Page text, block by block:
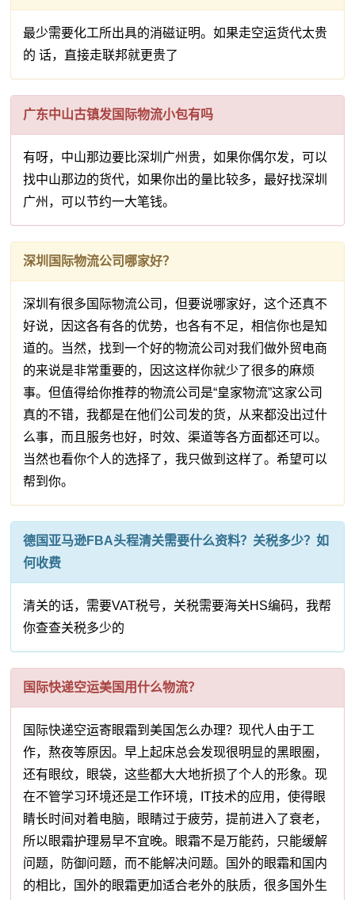
最少需要化工所出具的消磁证明。如果走空运货代太贵
的 话，直接走联邦就更贵了
广东中山古镇发国际物流小包有吗
有呀，中山那边要比深圳广州贵，如果你偶尔发，可以
找中山那边的货代，如果你出的量比较多，最好找深圳
广州，可以节约一大笔钱。
深圳国际物流公司哪家好？
深圳有很多国际物流公司，但要说哪家好，这个还真不
好说，因这各有各的优势，也各有不足，相信你也是知
道的。当然，找到一个好的物流公司对我们做外贸电商
的来说是非常重要的，因这这样你就少了很多的麻烦
事。但值得给你推荐的物流公司是“皇家物流”这家公司
真的不错，我都是在他们公司发的货，从来都没出过什
么事，而且服务也好，时效、渠道等各方面都还可以。
当然也看你个人的选择了，我只做到这样了。希望可以
帮到你。
德国亚马逊FBA头程清关需要什么资料？关税多少？如
何收费
清关的话，需要VAT税号，关税需要海关HS编码，我帮
你查查关税多少的
国际快递空运美国用什么物流？
国际快递空运寄眼霜到美国怎么办理？现代人由于工
作，熬夜等原因。早上起床总会发现很明显的黑眼圈，
还有眼纹，眼袋，这些都大大地折损了个人的形象。现
在不管学习环境还是工作环境，IT技术的应用，使得眼
睛长时间对着电脑，眼睛过于疲劳，提前进入了衰老，
所以眼霜护理易早不宜晚。眼霜不是万能药，只能缓解
问题，防御问题，而不能解决问题。国外的眼霜和国内
的相比，国外的眼霜更加适合老外的肤质，很多国外生